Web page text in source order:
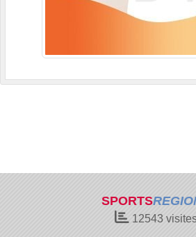
SPORTS
12543